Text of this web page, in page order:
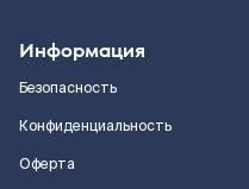
Информация
Безопасность
Конфиденциальность
Оферта